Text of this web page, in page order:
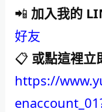
📲 加入我的
好友
📋 或點這裡
https://